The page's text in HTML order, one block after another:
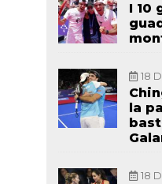
I 10
18
la
18